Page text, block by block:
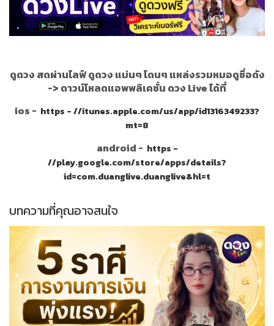
ดูดวง สดผ่านไลฟ์ ดูดวง แม่นๆ โดนๆ แหล่งรวมหมอดูชื่อดัง
-> ดาวน์โหลดแอพพลิเคชั่น ดวง Live ได้ที่
ios - https - //itunes.apple.com/us/app/id1316349233?
mt=8
android - https -
//play.google.com/store/apps/details?
id=com.duanglive.duanglive&hl=t
บทความที่คุณอาจสนใจ